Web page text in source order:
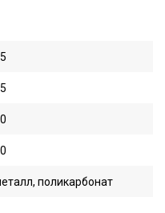
поликарбонат